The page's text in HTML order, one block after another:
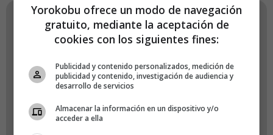
Nombre de usuario o correo electrónico
Yorokobu ofrece un modo de navegación
gratuito, mediante la aceptación de
cookies con los siguientes fines:
Publicidad y contenido personalizados, medición de
publicidad y contenido, investigación de audiencia y
desarrollo de servicios
Almacenar la información en un dispositivo y/o
acceder a ella